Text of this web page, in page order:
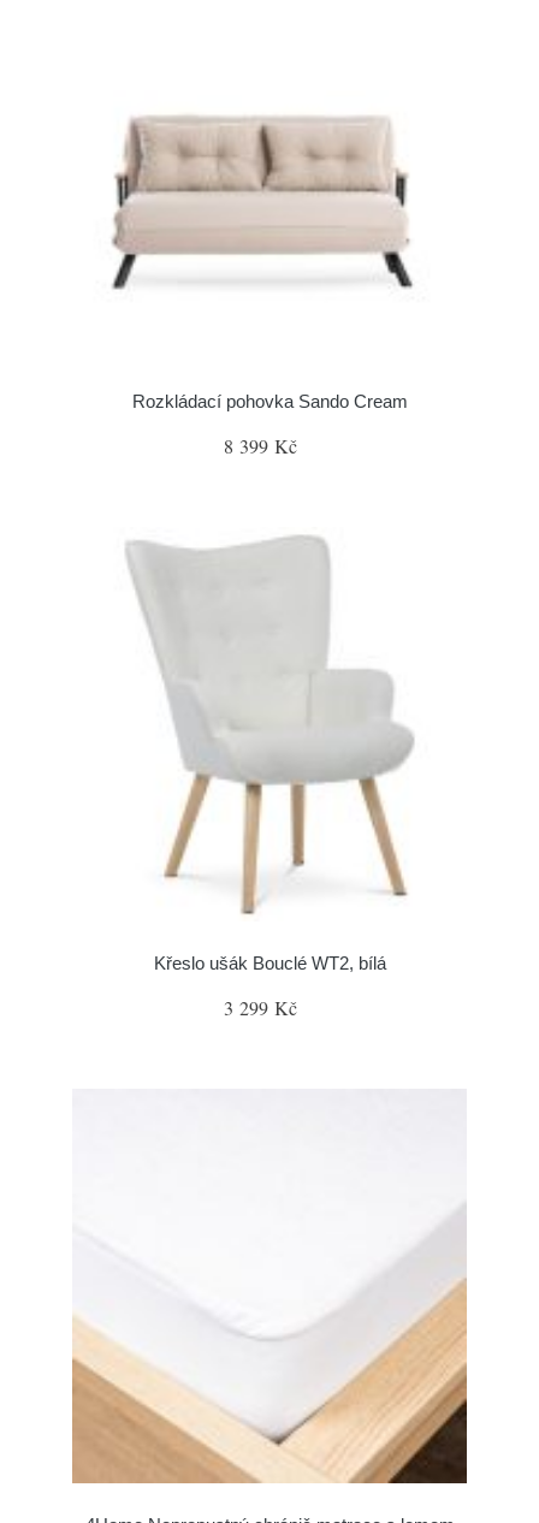
Rozkládací pohovka Sando Cream
8 399 Kč
Křeslo ušák Bouclé WT2, bílá
3 299 Kč